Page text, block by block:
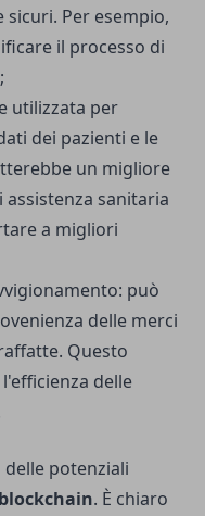
Per esempio,
il processo di
utilizzata per
dei pazienti e le
un migliore
sanitaria
a migliori
può
delle merci
Questo
delle
potenziali
. È chiaro